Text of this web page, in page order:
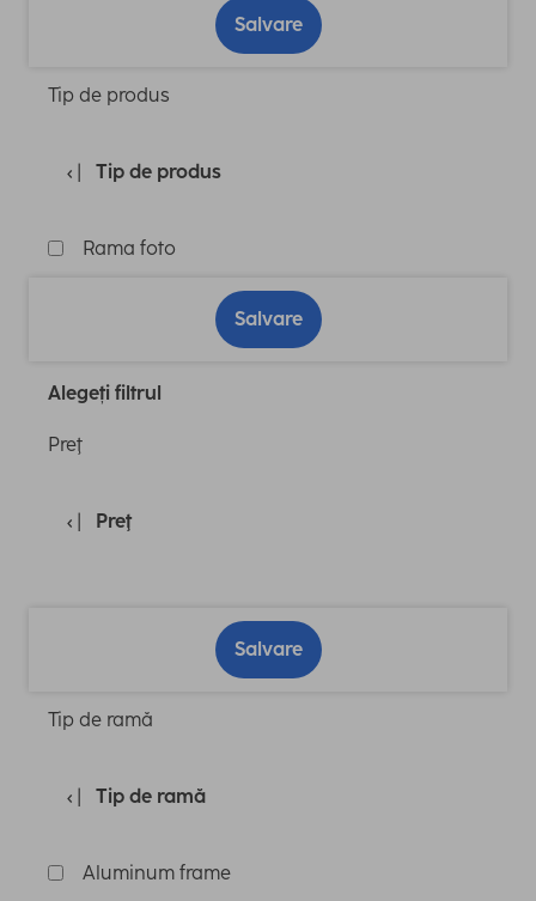
Salvare
Tip de produs
Tip de produs
Rama foto
Salvare
Alegeți filtrul
Preţ
Preţ
Salvare
Tip de ramă
Tip de ramă
Aluminum frame